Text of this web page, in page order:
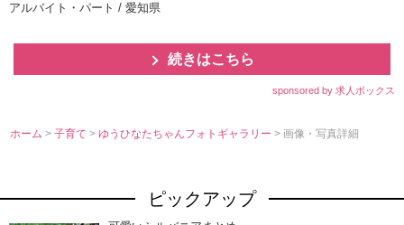
アルバイト・パート / 愛知県
続きはこちら
sponsored by 求人ボックス
ホーム >子育て>ゆうひなたちゃんフォトギャラリー> 画像・写真詳細
ピックアップ